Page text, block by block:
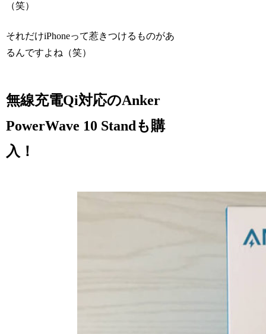
（笑）
それだけiPhoneって惹きつけるものがあ
るんですよね（笑）
無線充電Qi対応のAnker
PowerWave 10 Standも購
入！